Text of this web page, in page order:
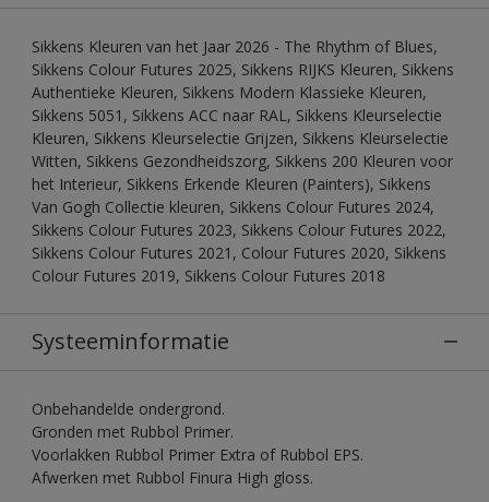
Sikkens Kleuren van het Jaar 2026 - The Rhythm of Blues,
Sikkens Colour Futures 2025, Sikkens RIJKS Kleuren, Sikkens
Authentieke Kleuren, Sikkens Modern Klassieke Kleuren,
Sikkens 5051, Sikkens ACC naar RAL, Sikkens Kleurselectie
Kleuren, Sikkens Kleurselectie Grijzen, Sikkens Kleurselectie
Witten, Sikkens Gezondheidszorg, Sikkens 200 Kleuren voor
het Interieur, Sikkens Erkende Kleuren (Painters), Sikkens
Van Gogh Collectie kleuren, Sikkens Colour Futures 2024,
Sikkens Colour Futures 2023, Sikkens Colour Futures 2022,
Sikkens Colour Futures 2021, Colour Futures 2020, Sikkens
Colour Futures 2019, Sikkens Colour Futures 2018
Systeeminformatie
Onbehandelde ondergrond.
Gronden met Rubbol Primer.
Voorlakken Rubbol Primer Extra of Rubbol EPS.
Afwerken met Rubbol Finura High gloss.